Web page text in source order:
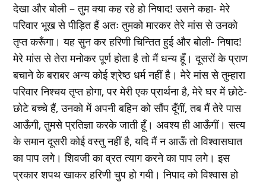
देखा और बोली – तुम क्या कह रहे हो निषाद! उसने कहा- मेरे
परिवार भूख से पीड़ित हैं अतः तुमको मारकर तेरे मांस से उनको
तृप्त करूँगा। यह सुन कर हरिणी चिन्तित हुई और बोली- निषाद!
मेरे मांस से तेरा मनोकर पूर्ण होता है तो मैं धन्य हूँ। दूसरों के प्राण
बचाने के बराबर अन्य कोई श्रेष्ठ धर्म नहीं है। मेरे मांस से तुम्हारा
परिवार निश्चय तृप्त होगा, पर मेरी एक प्रार्थना है, मेरे घर में छोटे-
छोटे बच्चे हैं, उनको में अपनी बहिन को सौंप दूँगीं, तब मैं तेरे पास
आऊँगी, तुमसे प्रतिज्ञा करके जाती हूँ। अवश्य ही आऊँगीं। सत्य
के समान दूसरी कोई वस्तु नहीं है, यदि मैं न आऊँ तो विश्वासघात
का पाप लगे। शिवजी का व्रत त्याग करने का पाप लगे। इस
प्रकार शपथ खाकर हरिणी चुप हो गयी। निपाद को विश्वास हो